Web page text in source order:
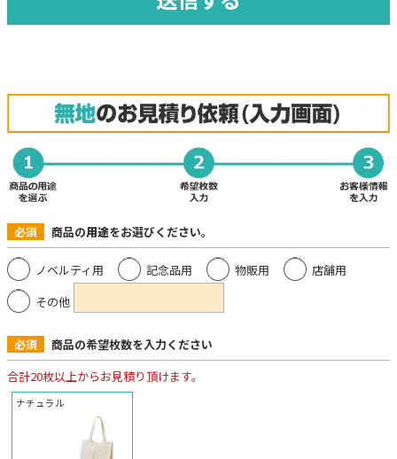
必須 商品の用途をお選びください。
ノベルティ用 記念品用 物販用
店舗用
その他
必須
商品の希望枚数を入力ください
合計20枚以上からお見積り頂けます。
ナチュラル